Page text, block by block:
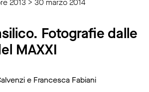
Fotografie dalle
MAXXI
e Francesca Fabiani